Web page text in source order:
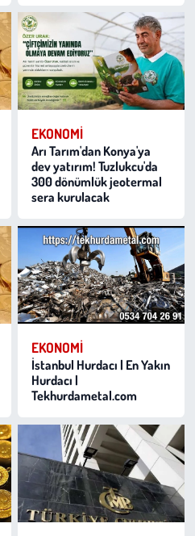
EKONOMI
Arı Tarım'dan Konya'ya
dev yatırım! Tuzlukcu'da
300 dönümlük jeotermal
sera kurulacak
EKONOMI
İstanbul Hurdacı | En Yakın
Hurdacı |
Tekhurdametal.com